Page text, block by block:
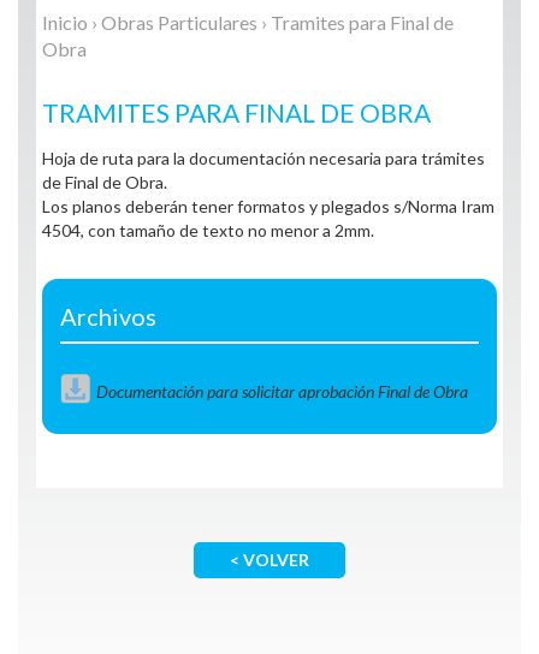
Inicio › Obras Particulares › Tramites para Final de
Obra
TRAMITES PARA FINAL DE OBRA
Hoja de ruta para la documentación necesaria para trámites
de Final de Obra.
Los planos deberán tener formatos y plegados s/Norma Iram
4504, con tamaño de texto no menor a 2mm.
Archivos
Documentación para solicitar aprobación Final de Obra
< VOLVER